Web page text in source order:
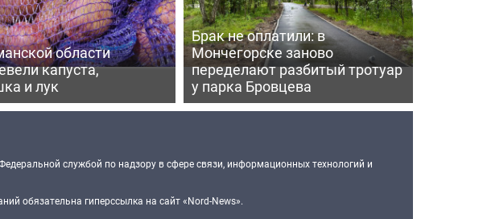
области
капуста,
и лук
Брак не оплатили: в
Мончегорске заново
переделают разбитый тротуар
у парка Бровцева
службой по надзору в сфере связи, информационных технологий и
обязательна гиперссылка на сайт «Nord-News».